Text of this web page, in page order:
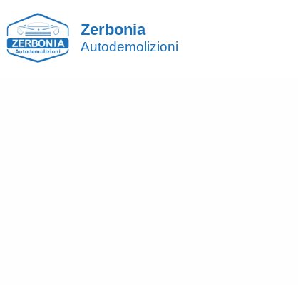
Zerbonia
Autodemolizioni